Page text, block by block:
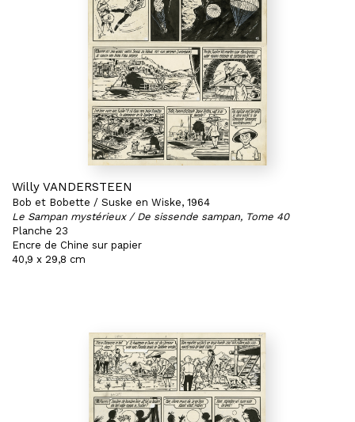
Willy VANDERSTEEN
Bob et Bobette / Suske en Wiske, 1964
Le Sampan mystérieux / De sissende sampan, Tome 40
Planche 23
Encre de Chine sur papier
40,9 x 29,8 cm